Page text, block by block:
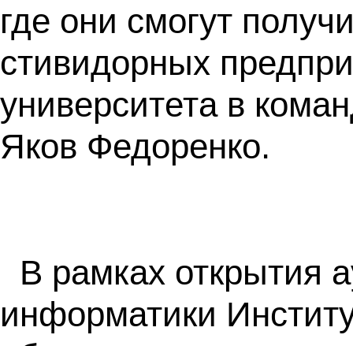
где они смогут
стивидорных
университета в
Яков Федоренко.
В рамках открытия
информатики